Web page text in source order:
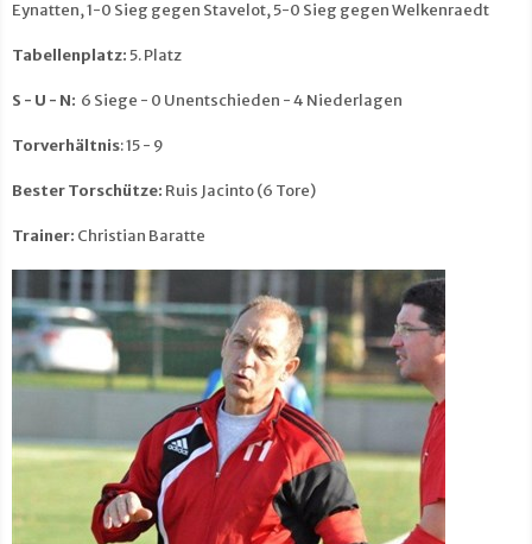
Eynatten, 1-0 Sieg gegen Stavelot, 5-0 Sieg gegen Welkenraedt
Tabellenplatz: 5. Platz
S - U - N: 6 Siege - 0 Unentschieden - 4 Niederlagen
Torverhältnis: 15 - 9
Bester Torschütze: Ruis Jacinto (6 Tore)
Trainer: Christian Baratte